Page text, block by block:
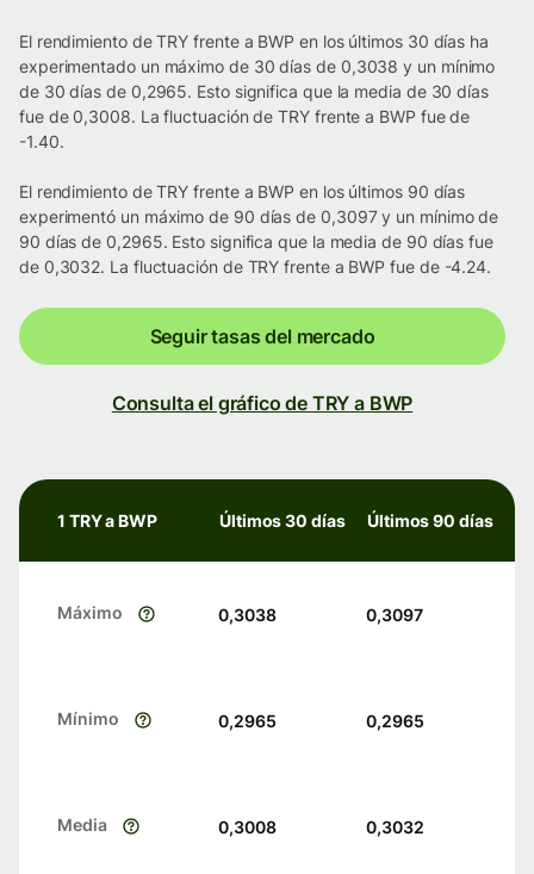
El rendimiento de TRY frente a BWP en los últimos 30 días ha
experimentado un máximo de 30 días de 0,3038 y un mínimo
de 30 días de 0,2965. Esto significa que la media de 30 días
fue de 0,3008. La fluctuación de TRY frente a BWP fue de
-1.40.
El rendimiento de TRY frente a BWP en los últimos 90 días
experimentó un máximo de 90 días de 0,3097 y un mínimo de
90 días de 0,2965. Esto significa que la media de 90 días fue
de 0,3032. La fluctuación de TRY frente a BWP fue de -4.24.
Seguir tasas del mercado
Consulta el gráfico de TRY a BWP
1 TRY a BWP Últimos 30 días Últimos 90 días
Máximo 0,3038 0,3097
Mínimo 0,2965 0,2965
Media 0,3008 0,3032